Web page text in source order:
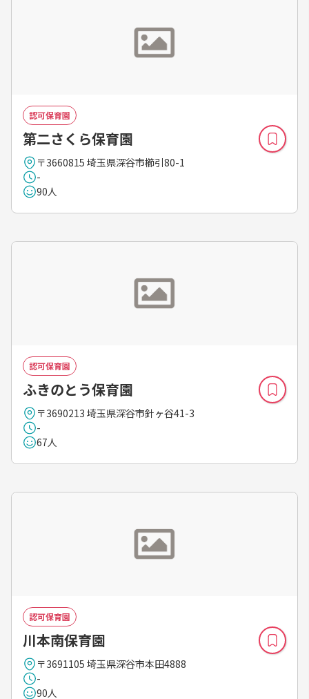
認可保育園
第二さくら保育園
〒3660815 埼玉県深谷市櫛引80-1
-
90人
認可保育園
ふきのとう保育園
〒3690213 埼玉県深谷市針ヶ谷41-3
-
67人
認可保育園
川本南保育園
〒3691105 埼玉県深谷市本田4888
-
90人